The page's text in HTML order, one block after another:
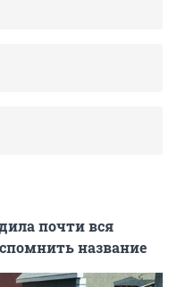
почти вся
название